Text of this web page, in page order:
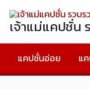
เจ้าแม่แคปชั่น
แคปชั่นอ่อย แ